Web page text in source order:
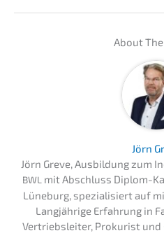
About
Jörn
Jörn Greve, Ausbil­dung zum
BWL mit Abschluss Diplom-
Lüneburg, spezia­li­siert auf
Langjäh­ri­ge Erfah­rung in
Vertriebs­lei­ter, Proku­rist